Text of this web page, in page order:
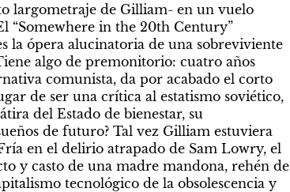
largometraje de Gilliam- en un vuelo
“Somewhere in the 20th Century”
la ópera alucinatoria de una sobreviviente
algo de premonitorio: cuatro años
comunista, da por acabado el corto
de ser una crítica al estatismo soviético,
del Estado de bienestar, su
de futuro? Tal vez Gilliam estuviera
en el delirio atrapado de Sam Lowry, el
y casto de una madre mandona, rehén de
tecnológico de la obsolescencia y